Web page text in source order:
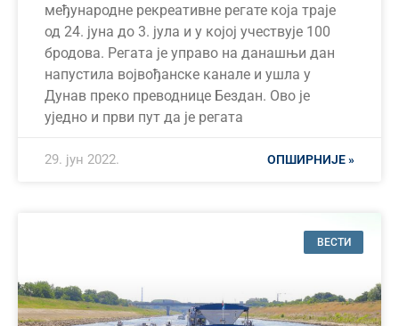
међународне рекреативне регате која траје
од 24. јуна до 3. јула и у којој учествује 100
бродова. Регата је управо на данашњи дан
напустила војвођанске канале и ушла у
Дунав преко преводнице Бездан. Ово је
уједно и први пут да је регата
ОПШИРНИЈЕ »
29. јун 2022.
ВЕСТИ